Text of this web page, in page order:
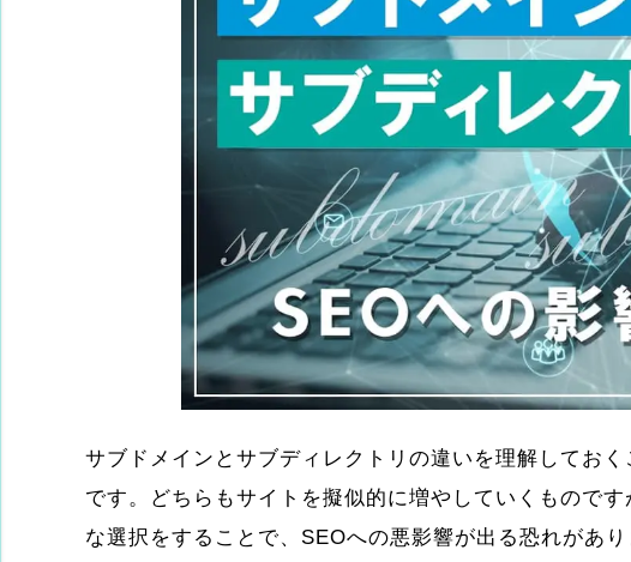
サブドメインとサブディレクトリの違いを理解してお
です。どちらもサイトを擬似的に増やしていくもので
な選択をすることで、SEOへの悪影響が出る恐れがあり